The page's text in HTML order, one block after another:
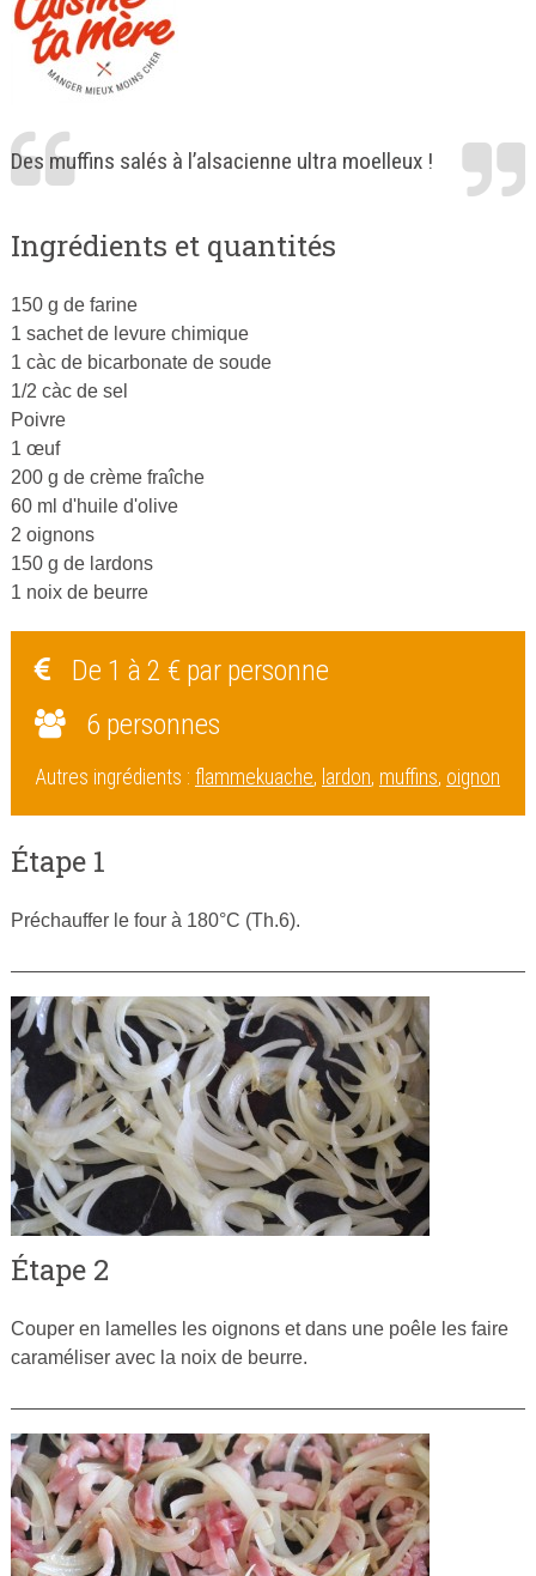
Des muffins salés à l’alsacienne ultra moelleux !
Ingrédients et quantités
150 g de farine
1 sachet de levure chimique
1 càc de bicarbonate de soude
1/2 càc de sel
Poivre
1 œuf
200 g de crème fraîche
60 ml d'huile d'olive
2 oignons
150 g de lardons
1 noix de beurre
De 1 à 2 € par personne
6 personnes
Autres ingrédients : flammekuache, lardon, muffins, oignon
Étape 1
Préchauffer le four à 180°C (Th.6).
Étape 2
Couper en lamelles les oignons et dans une poêle les faire
caraméliser avec la noix de beurre.